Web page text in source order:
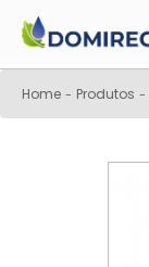
Home - Produtos -